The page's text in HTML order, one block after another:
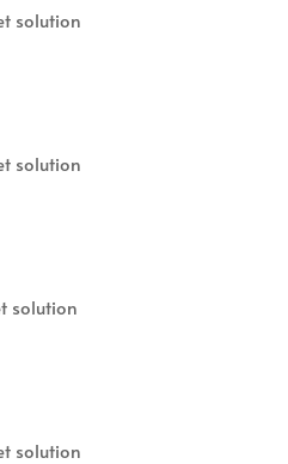
solution
solution
solution
solution